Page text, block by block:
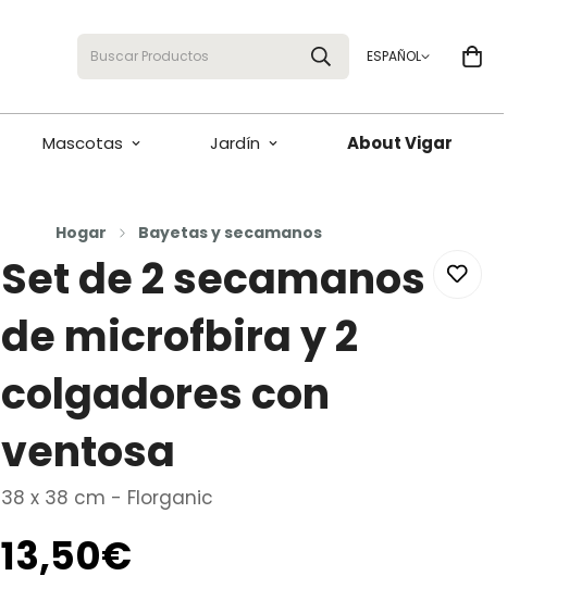
Buscar Productos ESPAÑOL
Mascotas Jardín About Vigar
Hogar Bayetas y secamanos
Set de 2 secamanos
de microfbira y 2
colgadores con
ventosa
38 x 38 cm - Florganic
Precio
regular
13,50€